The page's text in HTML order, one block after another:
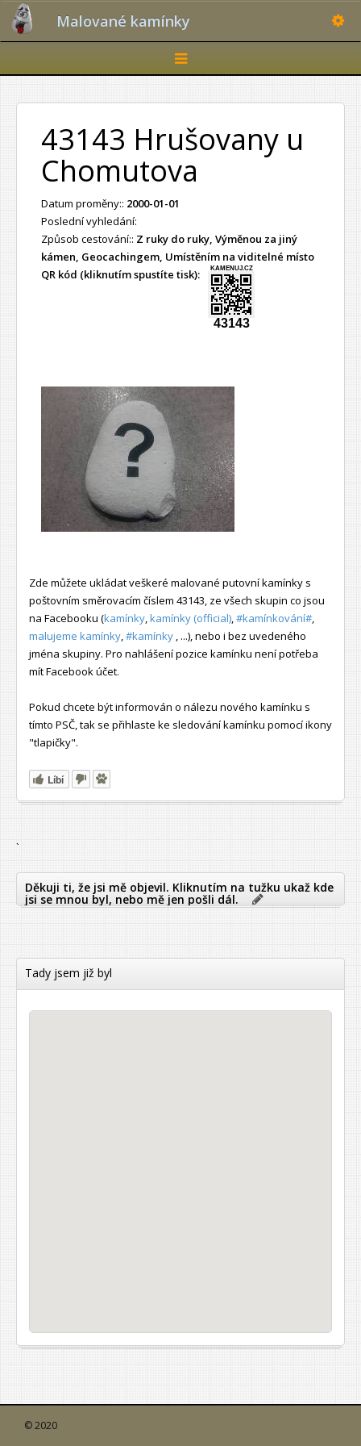
Malované kamínky
Toggle
navigation
43143 Hrušovany u
Chomutova
Datum proměny:: 2000-01-01
Poslední vyhledání:
Způsob cestování:: Z ruky do ruky, Výměnou za jiný
kámen, Geocachingem, Umístěním na viditelné místo
QR kód (kliknutím spustíte tisk):
KAMENUJ.CZ
43143
Zde můžete ukládat veškeré malované putovní kamínky s
poštovním směrovacím číslem 43143, ze všech skupin co jsou
na Facebooku (kamínky kamínky (official) #kamínkování#
malujeme kamínky #kamínky , ...), nebo i bez uvedeného
jména skupiny. Pro nahlášení pozice kamínku není potřeba
mít Facebook účet.
Pokud chcete být informován o nálezu nového kamínku s
tímto PSČ, tak se přihlaste ke sledování kamínku pomocí ikony
"tlapičky".
Líbí
`
Děkuji ti, že jsi mě objevil. Kliknutím na tužku ukaž kde
jsi se mnou byl, nebo mě jen pošli dál.
Tady jsem již byl
© 2020